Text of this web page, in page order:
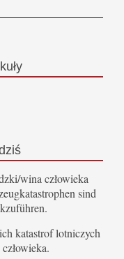
wina człowieka
sind
katastrof lotniczych